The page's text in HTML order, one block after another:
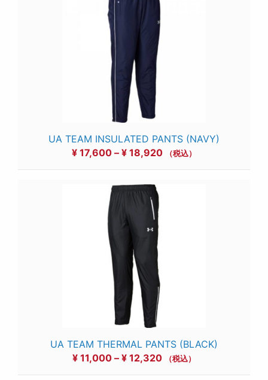
UA TEAM INSULATED PANTS (NAVY)
¥ 17,600 – ¥ 18,920価（税込）
UA TEAM THERMAL PANTS (BLACK)
¥ 11,000 – ¥ 12,320価（税込）